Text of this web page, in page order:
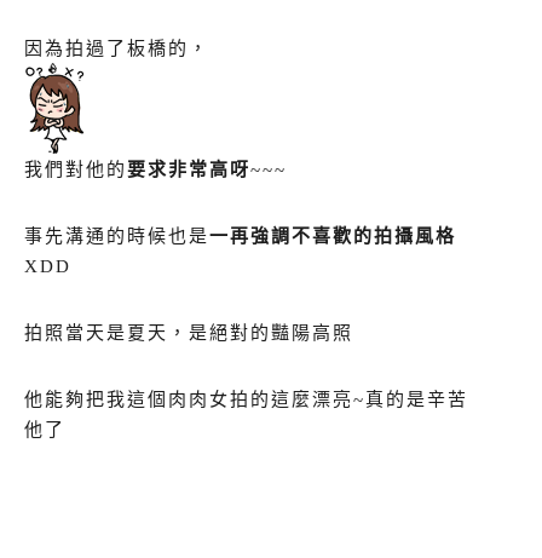
因為拍過了板橋的，
我們對他的 要求非常高呀~~~
事先溝通的時候也是一再強調不喜歡的拍攝風格
XDD
拍照當天是夏天，是絕對的豔陽高照
他能夠把我這個肉肉女拍的這麼漂亮~真的是辛苦
他了